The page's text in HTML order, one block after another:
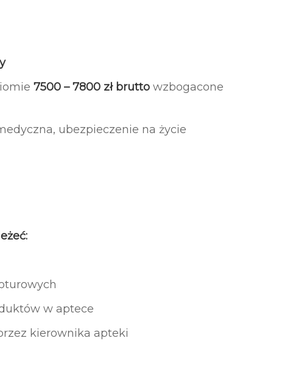
7500 – 7800 zł brutto wzbogacone
ubezpieczenie na życie
w aptece
kierownika apteki